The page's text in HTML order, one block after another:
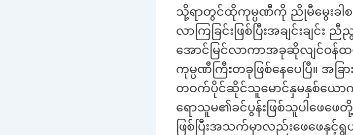
သို့ရာတွင်ထိုကုမ္ပဏီကို ညိုမီမွေးခ
လာကြခြင်းဖြစ်ပြီးအချင်းချ
အောင်မြင်လာကာအခုဆိုလျင်ဝန်ထ
ကုမ္ပဏီကြီးတခုဖြစ်နေပေပြီ။ အ
တဝက်ပိုင်ဆိုင်သူမောင်နှမနှစ်ယော
ရောသူမ၏ခင်ပွန်းဖြစ်သူပါဖေဖေ
ဖြစ်ပြီးအသက်မှာလည်းဖေဖေနှင့်